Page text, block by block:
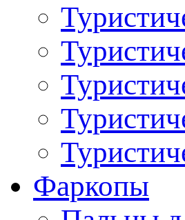
Фаркопы